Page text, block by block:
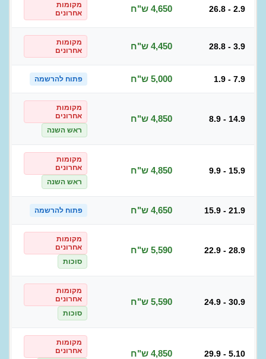
26.8 - 2.9 4,650 ש"ח
מקומות
אחרונים
28.8 - 3.9 4,450 ש"ח
מקומות
אחרונים
1.9 - 7.9 5,000 ש"ח פתוח להרשמה
8.9 - 14.9 4,850 ש"ח
מקומות
אחרונים
ראש השנה
9.9 - 15.9 4,850 ש"ח
מקומות
אחרונים
ראש השנה
15.9 - 21.9 4,650 ש"ח פתוח להרשמה
22.9 - 28.9 5,590 ש"ח
מקומות
אחרונים
סוכות
24.9 - 30.9 5,590 ש"ח
מקומות
אחרונים
סוכות
29.9 - 5.10 4,850 ש"ח
מקומות
אחרונים